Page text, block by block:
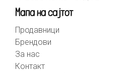
Мапа на сајтот
Продавници
Брендови
За нас
Контакт